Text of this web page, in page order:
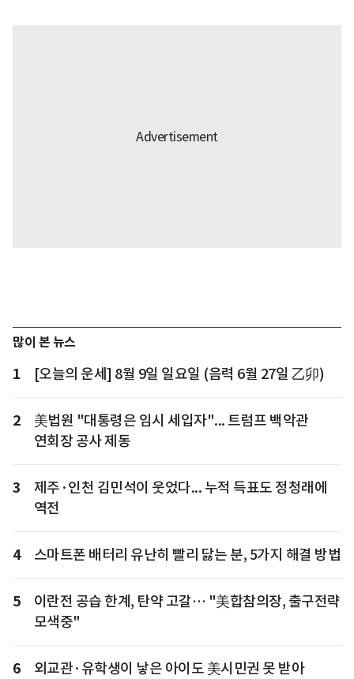
많이 본 뉴스
1 [오늘의 운세] 8월 9일 일요일 (음력 6월 27일 乙卯)
2
美법원 "대통령은 임시 세입자"... 트럼프 백악관
연회장 공사 제동
3
제주·인천 김민석이 웃었다... 누적 득표도 정청래에
역전
4 스마트폰 배터리 유난히 빨리 닳는 분, 5가지 해결 방법
5
이란전 공습 한계, 탄약 고갈… "美합참의장, 출구전략
모색중"
6 외교관·유학생이 낳은 아이도 美시민권 못 받아